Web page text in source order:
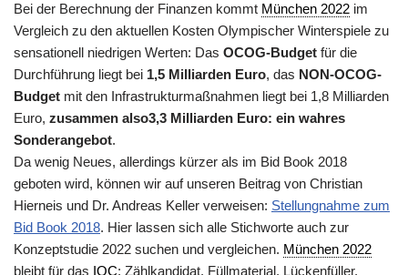
Bei der Berechnung der Finanzen kommt München 2022 im
Vergleich zu den aktuellen Kosten Olympischer Winterspiele zu
sensationell niedrigen Werten: Das OCOG-Budget für die
Durchführung liegt bei 1,5 Milliarden Euro, das NON-OCOG-
Budget mit den Infrastrukturmaßnahmen liegt bei 1,8 Milliarden
Euro, zusammen also3,3 Milliarden Euro: ein wahres
Sonderangebot.
Da wenig Neues, allerdings kürzer als im Bid Book 2018
geboten wird, können wir auf unseren Beitrag von Christian
Hierneis und Dr. Andreas Keller verweisen: Stellungnahme zum
Bid Book 2018. Hier lassen sich alle Stichworte auch zur
Konzeptstudie 2022 suchen und vergleichen. München 2022
bleibt für das IOC: Zählkandidat, Füllmaterial, Lückenfüller.